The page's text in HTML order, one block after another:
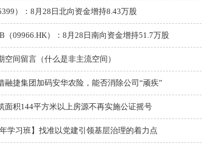
）：8月28日北向资金增持8.43万股
（09966.HK）：8月28日南向资金增持51.7万股
空间留言（什么是非主流空间）
融捷集团加码安华农险，能否消除公司“顽疾”
面积144平方米以上房源不再实施公证摇号
年学习班】找准以党建引领基层治理的着力点